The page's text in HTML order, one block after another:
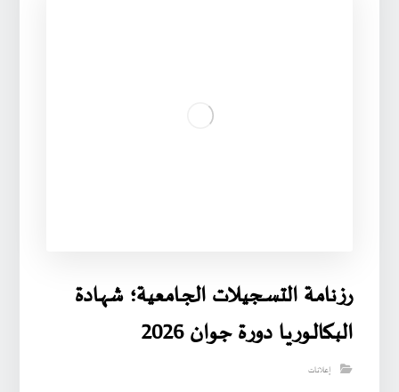
رزنامـة التسـجيـلات الجـامعية؛ شهـادة
البـكالـوريـا دورة جوان 2026
إعلانات